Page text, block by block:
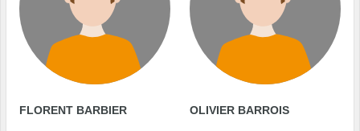
FLORENT BARBIER OLIVIER BARROIS